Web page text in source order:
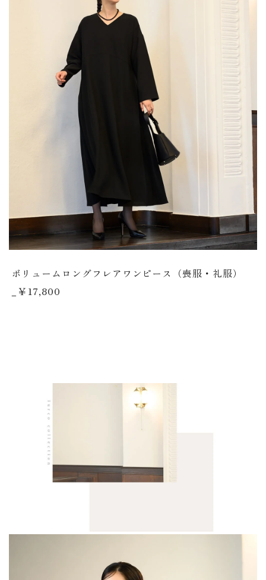
ボリュームロングフレアワンピース（喪服・礼服）
_￥17,800